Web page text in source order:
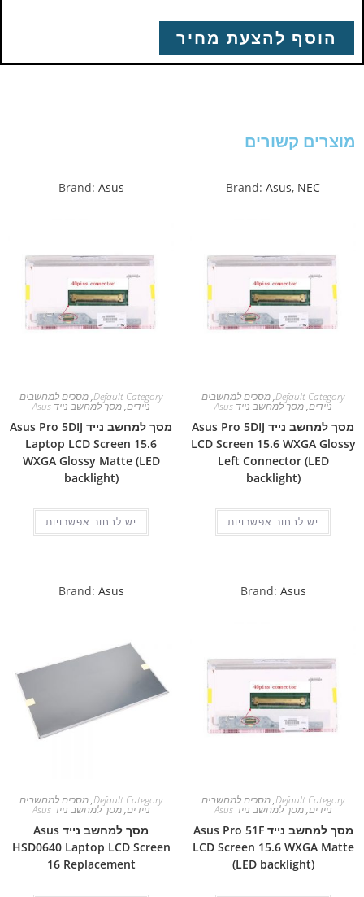
הוסף להצעת מחיר
מוצרים קשורים
Brand: Asus, NEC
Default Category
,מסכים למחשבים
ניידים,מסך למחשב נייד Asus
מסך למחשב נייד Asus Pro 5DIJ
LCD Screen 15.6 WXGA Glossy
Left Connector (LED
backlight)
יש לבחור אפשרויות
Brand: Asus
Default Category
,מסכים למחשבים
ניידים,מסך למחשב נייד Asus
מסך למחשב נייד Asus Pro 5DIJ
Laptop LCD Screen 15.6
WXGA Glossy Matte (LED
backlight)
יש לבחור אפשרויות
Brand: Asus
Default Category
,מסכים למחשבים
ניידים,מסך למחשב נייד Asus
מסך למחשב נייד Asus Pro 51F
LCD Screen 15.6 WXGA Matte
(LED backlight)
Brand: Asus
Default Category
,מסכים למחשבים
ניידים,מסך למחשב נייד Asus
מסך למחשב נייד Asus
HSD0640 Laptop LCD Screen
16 Replacement